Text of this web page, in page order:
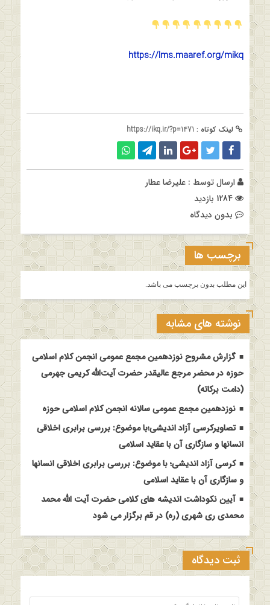
https://lms.maaref.org/mikq
لینک کوتاه : https://ikq.ir/?p=1471
ارسال توسط : علیرضا عطار
بدون دیدگاه
برچسب ها
این مطلب بدون برچسب می باشد.
نوشته های مشابه
گزارش مشروح نوزدهمین مجمع عمومی انجمن کلام اسلامی
حوزه در محضر مرجع عالیقدر حضرت آیت‌الله کریمی جهرمی
(دامت برکاته)
نوزدهمین مجمع عمومی سالانه انجمن کلام اسلامی حوزه
تصاویرکرسی آزاد اندیشی؛با موضوع: بررسی برابری اخلاقی
انسانها و سازگاری آن با عقاید اسلامی
کرسی آزاد اندیشی؛ با موضوع: بررسی برابری اخلاقی انسانها
و سازگاری آن با عقاید اسلامی
آیین نکوداشت اندیشه های کلامی حضرت آیت الله محمد
محمدی ری شهری (ره) در قم برگزار می شود
ثبت دیدگاه